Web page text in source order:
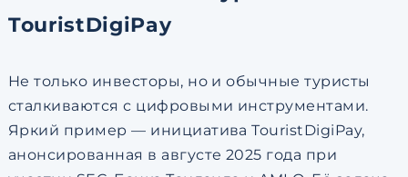
TouristDigiPay
Не только инвесторы, но и обычные туристы
сталкиваются с цифровыми инструментами.
Яркий пример — инициатива TouristDigiPay,
анонсированная в августе 2025 года при